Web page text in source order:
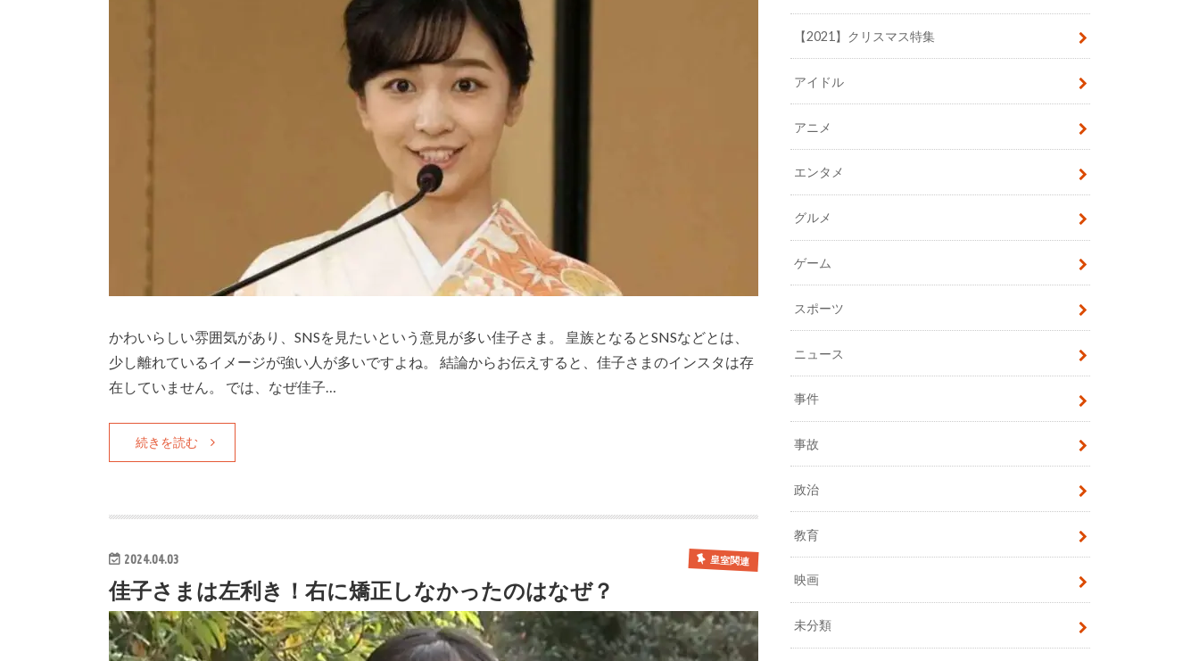
かわいらしい雰囲気があり、SNSを見たいという意見が多い佳子さま。 皇族となるとSNSなどとは、
少し離れているイメージが強い人が多いですよね。 結論からお伝えすると、佳子さまのインスタは存
在していません。 では、なぜ佳子…
続きを読む
2024.04.03 皇室関連
佳子さまは左利き！右に矯正しなかったのはなぜ？
【2021】クリスマス特集
アイドル
アニメ
エンタメ
グルメ
ゲーム
スポーツ
ニュース
事件
事故
政治
教育
映画
未分類